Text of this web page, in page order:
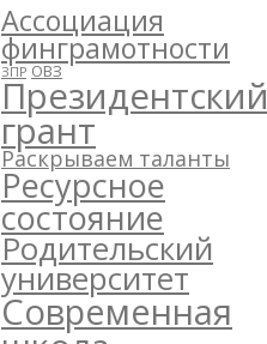
Ассоциация
финграмотности
ЗПР ОВЗ
Президентский
грант
Раскрываем таланты
Ресурсное
состояние
Родительский
университет
Современная